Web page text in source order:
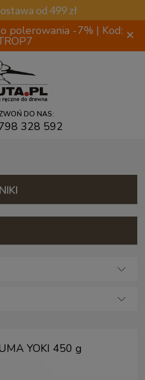
od 499 zł
polerowania -7% | Kod: ×
DO NAS:
328 592
YOKI 450 g